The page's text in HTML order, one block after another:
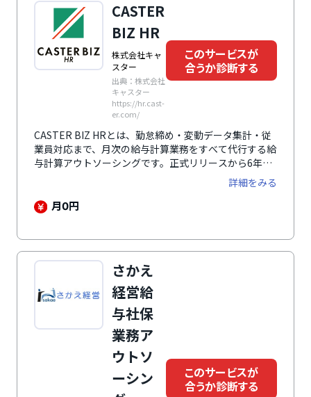
CASTER
BIZ HR
株式会社キャ
スター
出典：株式会社
キャスター
https://hr.cast-
er.com/
このサービスが
合うか診断する
CASTER BIZ HRとは、勤怠締め・変動データ集計・従
業員対応まで、月次の給与計算業務をすべて代行する給
与計算アウトソーシングです。正式リリースから6年以
上のサービス提供実績に裏付けられた対応品質で、安心
して任せられます。さらに、属人化解消のためのマニュ
アル整備・業務効率化支援・クラウドシステム導入支援
詳細をみる
月0円
さかえ
経営給
与社保
業務ア
ウトソ
ーシン
このサービスが
合うか診断する